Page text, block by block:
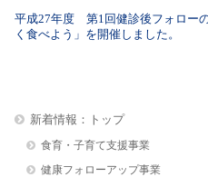
平成27年度 第1回健診後フォロー
く食べよう」を開催しました。
新着情報：トップ
食育・子育て支援事業
健康フォローアップ事業